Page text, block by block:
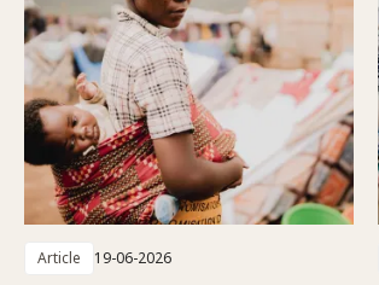
Article 19-06-2026